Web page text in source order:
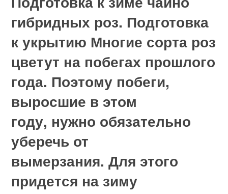
гибридных роз. Подготовка
к укрытию Многие сорта роз
цветут на побегах прошлого
года. Поэтому побеги,
выросшие в этом
году, нужно обязательно
уберечь от
вымерзания. Для этого
придется на зиму